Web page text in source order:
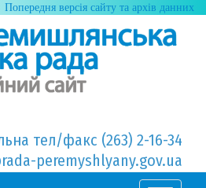
Попередня версія сайту та архів данних
тел/факс (263) 2-16-34
peremyshlyany.gov.ua